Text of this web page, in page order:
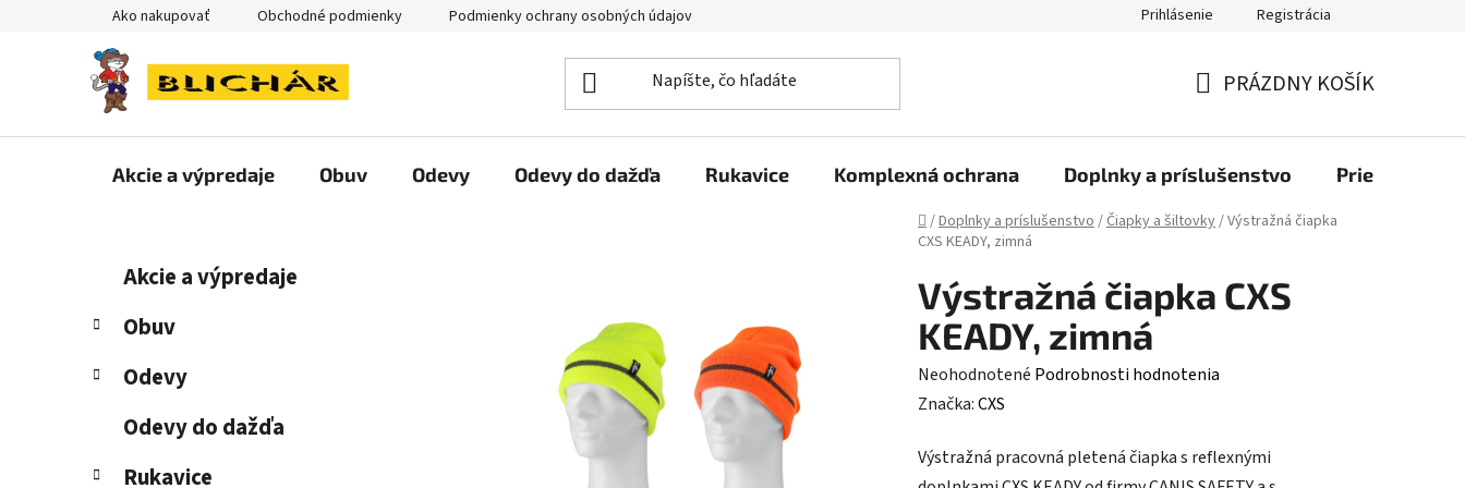
Ako nakupovať Obchodné podmienky Podmienky ochrany osobných údajov Prihlásenie Registrácia
KOŠÍK
PRÁZDNY KOŠÍK
Akcie a výpredaje Obuv Odevy Odevy do dažďa Rukavice Komplexná ochrana Doplnky a príslušenstvo Priemyselné
Domov
/Doplnky a príslušenstvo/Čiapky a šiltovky/Výstražná čiapka
CXS KEADY, zimná
č
ý
n
Preskočiť
kategórie
e
ó
Akcie a výpredaje
Obuv
Odevy
Odevy do dažďa
Rukavice
Výstražná čiapka CXS
KEADY, zimná
Priemerné
hodnotenie
je
Neohodnotené Podrobnosti hodnotenia
Značka:CXS
Výstražná pracovná pletená čiapka s reflexnými